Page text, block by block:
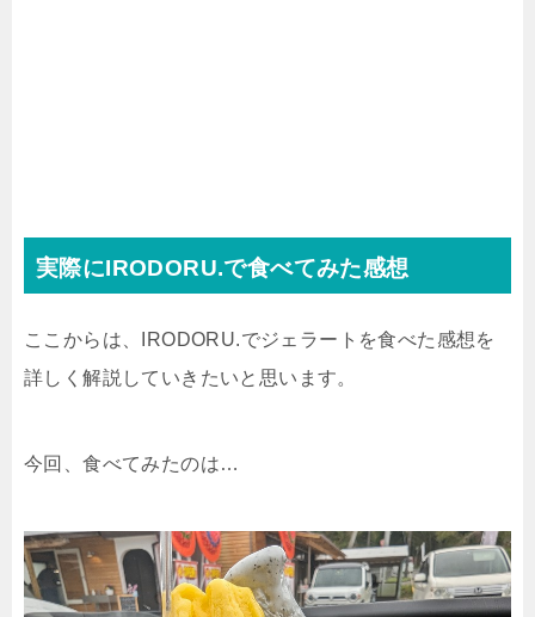
実際にIRODORU.で食べてみた感想
ここからは、IRODORU.でジェラートを食べた感想を
詳しく解説していきたいと思います。
今回、食べてみたのは…